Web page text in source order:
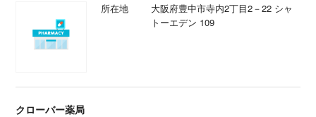
所在地
大阪府豊中市寺内2丁目2－22 シャ
トーエデン 109
クローバー薬局